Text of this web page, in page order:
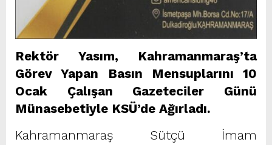
Rektör Yasım, Kahramanmaraş’ta
Görev Yapan Basın Mensuplarını 10
Ocak Çalışan Gazeteciler Günü
Münasebetiyle KSÜ’de Ağırladı.
Kahramanmaraş Sütçü İmam